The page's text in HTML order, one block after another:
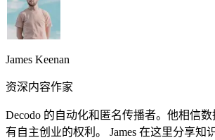
James Keenan
资深内容作家
Decodo 的自动化和匿名传播者。他相信
有自主创业的权利。 James 在这里分享知